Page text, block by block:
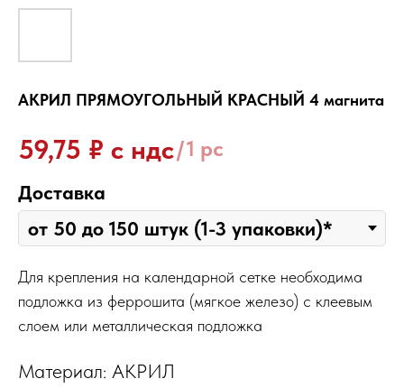
АКРИЛ ПРЯМОУГОЛЬНЫЙ КРАСНЫЙ 4 магнита
59,75 ₽ с ндс/1 pc
Доставка
Для крепления на календарной сетке необходима
подложка из феррошита (мягкое железо) с клеевым
слоем или металлическая подложка
Материал: АКРИЛ